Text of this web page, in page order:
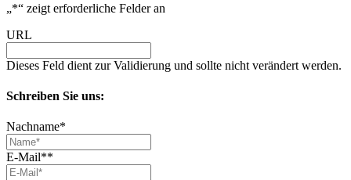
„*“ zeigt erforderliche Felder an
URL
Dieses Feld dient zur Validierung und sollte nicht verändert werden.
Schreiben Sie uns:
Nachname*
E-Mail**